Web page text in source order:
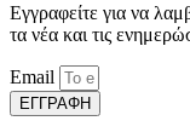
Εγγραφείτε για να
τα νέα και τις
Email
ΕΓΓΡΑΦΗ